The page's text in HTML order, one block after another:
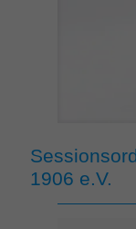
1906 e.V.